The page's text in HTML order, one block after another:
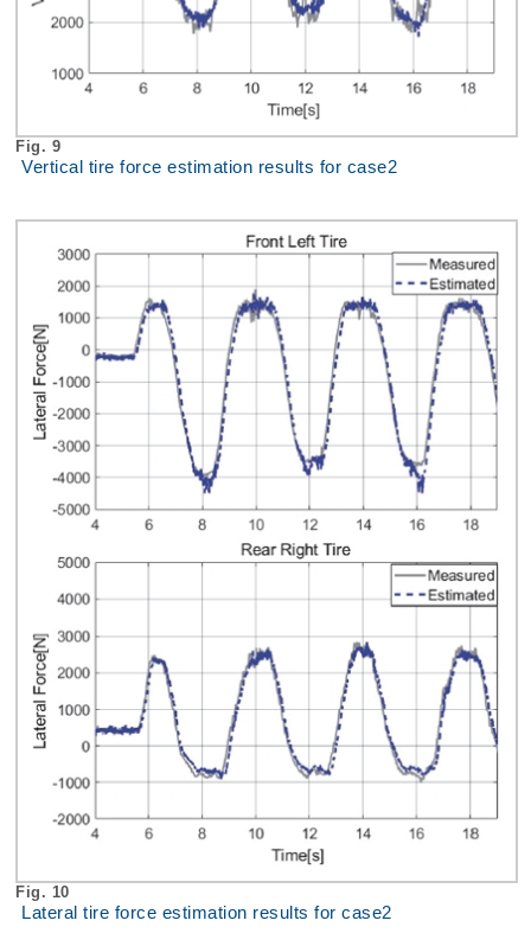
Fig. 9
Vertical tire force estimation results for case2
Fig. 10
Lateral tire force estimation results for case2